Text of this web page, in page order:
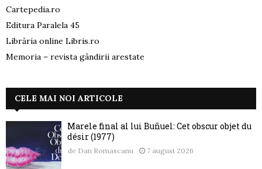
Cartepedia.ro
Editura Paralela 45
Librăria online Libris.ro
Memoria – revista gândirii arestate
CELE MAI NOI ARTICOLE
Marele final al lui Buñuel: Cet obscur objet du
désir (1977)
de Dan Romascanu 7 august 2026